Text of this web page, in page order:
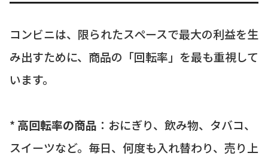
コンビニは、限られたスペースで最大の利益を生
み出すために、商品の「回転率」を最も重視して
います。
* 高回転率の商品 ：おにぎり、飲み物、タバコ、
スイーツなど。毎日、何度も入れ替わり、売り上